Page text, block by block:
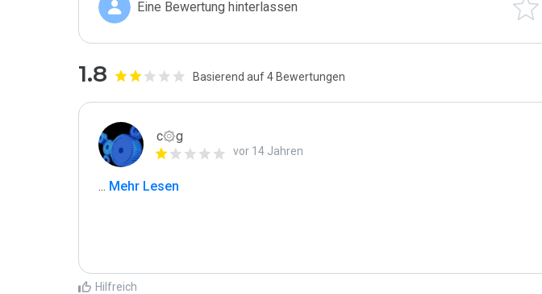
Eine Bewertung hinterlassen
1.8 Basierend auf 4 Bewertungen
c۞g
vor 14 Jahren
... Mehr Lesen
Hilfreich